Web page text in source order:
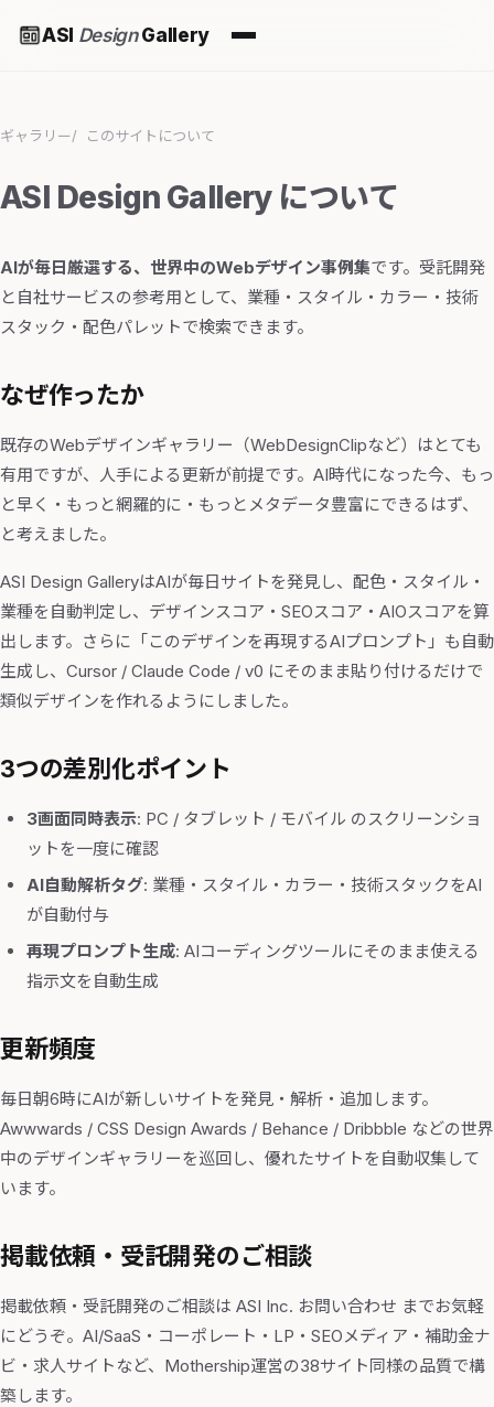
ASI DesignGallery
ギャラリー このサイトについて
ASI Design Gallery について
AIが毎日厳選する、世界中のWebデザイン事例集です。受託開発
と自社サービスの参考用として、業種・スタイル・カラー・技術
スタック・配色パレットで検索できます。
なぜ作ったか
既存のWebデザインギャラリー（WebDesignClipなど）はとても
有用ですが、人手による更新が前提です。AI時代になった今、もっ
と早く・もっと網羅的に・もっとメタデータ豊富にできるはず、
と考えました。
ASI Design GalleryはAIが毎日サイトを発見し、配色・スタイル・
業種を自動判定し、デザインスコア・SEOスコア・AIOスコアを算
出します。さらに「このデザインを再現するAIプロンプト」も自動
生成し、Cursor / Claude Code / v0 にそのまま貼り付けるだけで
類似デザインを作れるようにしました。
3つの差別化ポイント
3画面同時表示: PC / タブレット / モバイル のスクリーンショ
ットを一度に確認
AI自動解析タグ: 業種・スタイル・カラー・技術スタックをAI
が自動付与
再現プロンプト生成: AIコーディングツールにそのまま使える
指示文を自動生成
更新頻度
毎日朝6時にAIが新しいサイトを発見・解析・追加します。
Awwwards / CSS Design Awards / Behance / Dribbble などの世界
中のデザインギャラリーを巡回し、優れたサイトを自動収集して
います。
掲載依頼・受託開発のご相談
掲載依頼・受託開発のご相談は ASI Inc. お問い合わせ までお気軽
にどうぞ。AI/SaaS・コーポレート・LP・SEOメディア・補助金ナ
ビ・求人サイトなど、Mothership運営の38サイト同様の品質で構
築します。